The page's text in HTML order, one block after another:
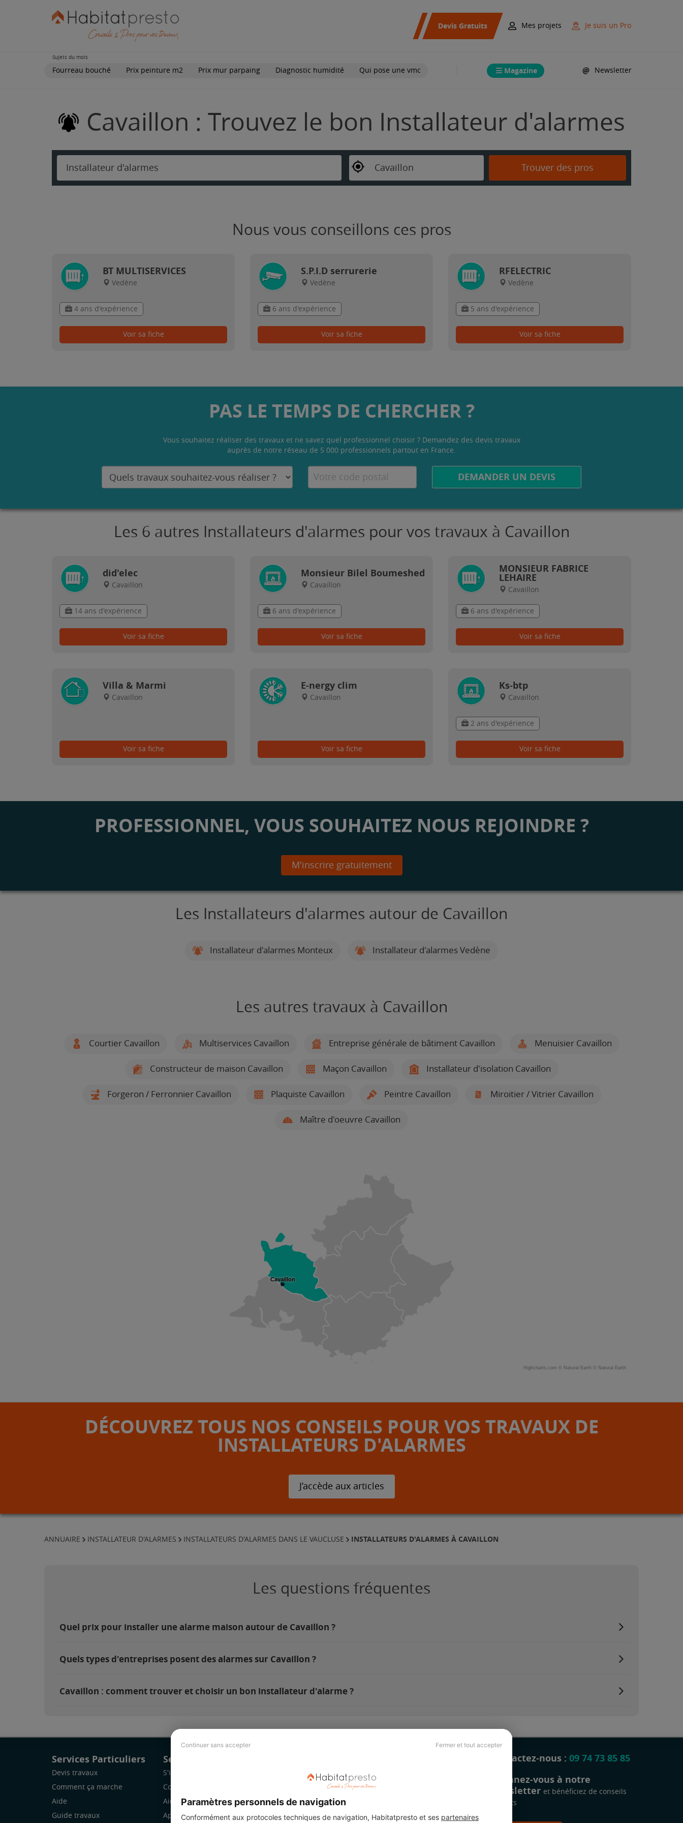
Continuer sans accepter Fermer et tout accepter
Paramètres personnels de navigation
Conformément aux protocoles techniques de navigation, Habitatpresto et ses partenaires
Devis Gratuits Mes projets Je suis un Pro
Sujets du mois
Fourreau bouché Prix peinture m2 Prix mur parpaing Diagnostic humidité Qui pose une vmc Magazine Newsletter
Cavaillon : Trouvez le bon Installateur d'alarmes
Installateur d'alarmes Cavaillon Trouver des pros
Nous vous conseillons ces pros
BT MULTISERVICES
Vedène
4 ans d'expérience
Voir sa fiche
S.P.I.D serrurerie
Vedène
6 ans d'expérience
Voir sa fiche
RFELECTRIC
Vedène
5 ans d'expérience
Voir sa fiche
PAS LE TEMPS DE CHERCHER ?
Vous souhaitez réaliser des travaux et ne savez quel professionnel choisir ? Demandez des devis travaux
auprès de notre réseau de 5 000 professionnels partout en France.
DEMANDER UN DEVIS
Les 6 autres Installateurs d'alarmes pour vos travaux à Cavaillon
did'elec
Cavaillon
14 ans d'expérience
Voir sa fiche
Monsieur Bilel Boumeshed
Cavaillon
6 ans d'expérience
Voir sa fiche
MONSIEUR FABRICE
LEHAIRE
Cavaillon
6 ans d'expérience
Voir sa fiche
Villa & Marmi
Cavaillon
Voir sa fiche
E-nergy clim
Cavaillon
Voir sa fiche
Ks-btp
Cavaillon
2 ans d'expérience
Voir sa fiche
PROFESSIONNEL, VOUS SOUHAITEZ NOUS REJOINDRE ?
M'inscrire gratuitement
Les Installateurs d'alarmes autour de Cavaillon
Installateur d'alarmes Monteux Installateur d'alarmes Vedène
Les autres travaux à Cavaillon
Courtier Cavaillon Multiservices Cavaillon Entreprise générale de bâtiment Cavaillon Menuisier Cavaillon
Constructeur de maison Cavaillon Maçon Cavaillon Installateur d'isolation Cavaillon
Forgeron / Ferronnier Cavaillon Plaquiste Cavaillon Peintre Cavaillon Miroitier / Vitrier Cavaillon
Maître d'oeuvre Cavaillon
Cavaillon
Highcharts.com © Natural Earth © Natural Earth
DÉCOUVREZ TOUS NOS CONSEILS POUR VOS TRAVAUX DE
INSTALLATEURS D'ALARMES
J’accède aux articles
ANNUAIRE INSTALLATEUR D'ALARMES INSTALLATEURS D'ALARMES DANS LE VAUCLUSE INSTALLATEURS D'ALARMES À CAVAILLON
Les questions fréquentes
Quel prix pour installer une alarme maison autour de Cavaillon ?
Quels types d'entreprises posent des alarmes sur Cavaillon ?
Cavaillon : comment trouver et choisir un bon installateur d'alarme ?
Services Particuliers
Devis travaux
Comment ça marche
Aide
Guide travaux
Services Pro
S'inscrire
Comment ça marche
Aide
Application Mobile
Revue de presse
Légal
Contactez-nous : 09 74 73 85 85
Abonnez-vous à notre
newsletter et bénéficiez de conseils
gratuits